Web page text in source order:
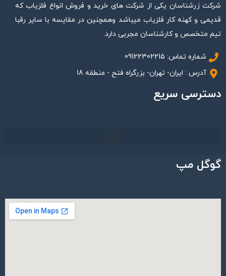
شرکت زرشناسان یکی از شرکت های خرید و فروش انواع فلزیاب که
قدیمی و کهنه کار فلزیاب میباشد وهمچنین در مقایسه با سایر رقبا
تیم متخصص و کارشناسان مجربی دارد.
شماره تماس: 09122302215
آدرس : ایران- تهران- بزرگراه فتح - منطقه 18
دسترسی سریع
گوگل مپ